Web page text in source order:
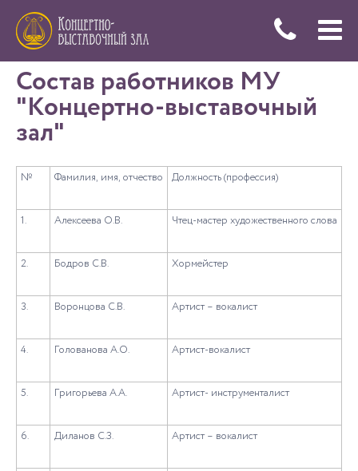
Меню
Купить
билеты
Состав работников МУ
"Концертно-выставочный
зал"
№ Фамилия, имя, отчество Должность (профессия)
1. Алексеева О.В. Чтец-мастер художественного слова
2. Бодров С.В. Хормейстер
3. Воронцова С.В. Артист – вокалист
4. Голованова А.О. Артист-вокалист
5. Григорьева А.А. Артист- инструменталист
6. Диланов С.З. Артист – вокалист